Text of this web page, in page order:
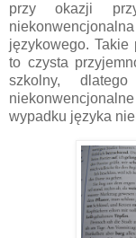
przy okazji
językowego.
to czysta
szkolny,
wypadku języka